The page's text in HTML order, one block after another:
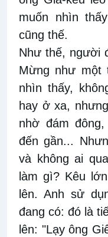
muốn nhìn
cũng thế.
Như thế, người
Mừng như một
nhìn thấy,
hay ở xa,
nhờ đám
đến gần...
và không ai
làm gì? Kêu
lên. Anh sử
đang có: đó là
lên: "Lạy ông